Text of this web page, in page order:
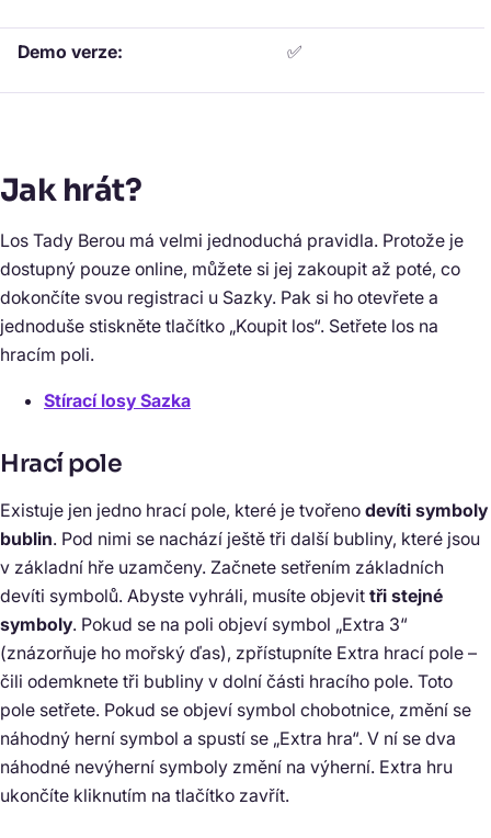
Demo verze: ✅
Jak hrát?
Los Tady Berou má velmi jednoduchá pravidla. Protože je
dostupný pouze online, můžete si jej zakoupit až poté, co
dokončíte svou registraci u Sazky. Pak si ho otevřete a
jednoduše stiskněte tlačítko „Koupit los“. Setřete los na
hracím poli.
Stírací losy Sazka
Hrací pole
Existuje jen jedno hrací pole, které je tvořeno devíti symboly
bublin. Pod nimi se nachází ještě tři další bubliny, které jsou
v základní hře uzamčeny. Začnete setřením základních
devíti symbolů. Abyste vyhráli, musíte objevit tři stejné
symboly. Pokud se na poli objeví symbol „Extra 3“
(znázorňuje ho mořský ďas), zpřístupníte Extra hrací pole –
čili odemknete tři bubliny v dolní části hracího pole. Toto
pole setřete. Pokud se objeví symbol chobotnice, změní se
náhodný herní symbol a spustí se „Extra hra“. V ní se dva
náhodné nevýherní symboly změní na výherní. Extra hru
ukončíte kliknutím na tlačítko zavřít.